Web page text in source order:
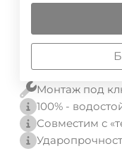
Монтаж под
100% -
Совместим с